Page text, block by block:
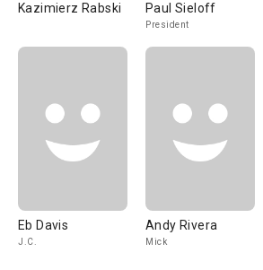
Kazimierz Rabski Paul Sieloff
President
Eb Davis
J.C.
Andy Rivera
Mick